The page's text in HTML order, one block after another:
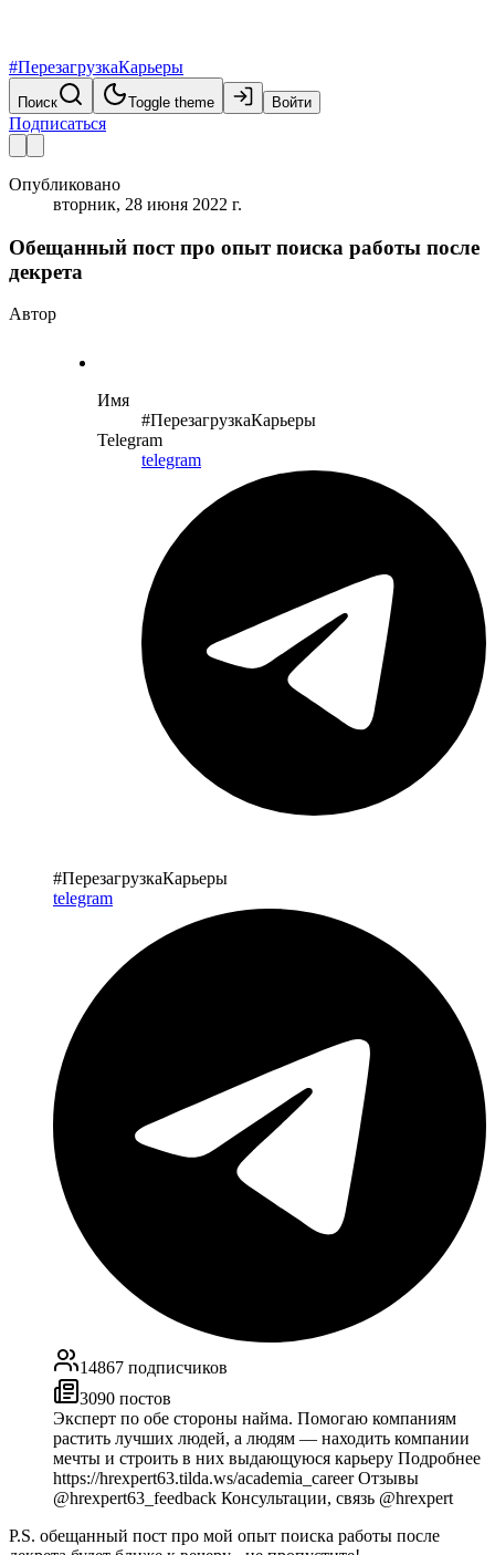
#ПерезагрузкаКарьеры
Поиск Toggle theme Войти
Подписаться
Опубликовано
вторник, 28 июня 2022 г.
Обещанный пост про опыт поиска работы после
декрета
Автор
Имя
#ПерезагрузкаКарьеры
Telegram
telegram
#ПерезагрузкаКарьеры
telegram
14867 подписчиков
3090 постов
Эксперт по обе стороны найма. Помогаю компаниям
растить лучших людей, а людям — находить компании
мечты и строить в них выдающуюся карьеру Подробнее
https://hrexpert63.tilda.ws/academia_career Отзывы
@hrexpert63_feedback Консультации, связь @hrexpert
P.S. обещанный пост про мой опыт поиска работы после